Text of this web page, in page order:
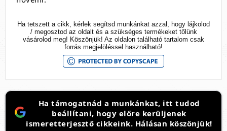
Ha tetszett a cikk, kérlek segítsd munkánkat azzal, hogy lájkolod
/ megosztod az oldalt és a szükséges termékeket tőlünk
vásárolod meg! Köszönjük! Az oldalon található tartalom csak
forrás megjelöléssel használható!
Ha támogatnád a munkánkat, itt tudod
beállítani, hogy előre kerüljenek
ismeretterjesztő cikkeink. Hálásan köszönjük!